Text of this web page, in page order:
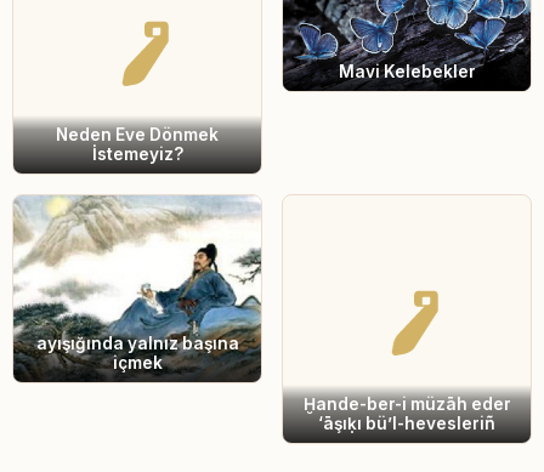
Neden Eve Dönmek
İstemeyiz?
Mavi Kelebekler
ayışığında yalnız başına
içmek
Ḫande-ber-i müzāh eder
‘āşıḳı bü’l-hevesleriñ